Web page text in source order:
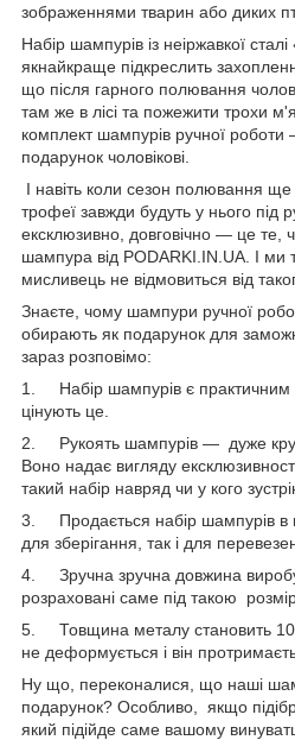
зображеннями тварин або диких
Набір шампурів із неіржавкої
якнайкраще підкреслить
що після гарного полювання
там же в лісі та пожежити трохи
комплект шампурів ручної
подарунок чоловікові.
І навіть коли сезон полювання ще
трофеї завжди будуть у нього під
ексклюзивно, довговічно — це те,
шампура від PODARKI.IN.UA. І
мисливець не відмовиться від
Знаєте, чому шампури ручної
обирають як подарунок для
зараз розповімо:
1. Набір шампурів є практичним
цінують це.
2. Рукоять шампурів — дуже
Воно надає вигляду
такий набір навряд чи у кого
3. Продається набір шампурів в
для зберігання, так і для
4. Зручна зручна довжина
розраховані саме під такою
5. Товщина металу становить
не деформується і він
Ну що, переконалися, що наші
подарунок? Особливо, якщо
який підійде саме вашому